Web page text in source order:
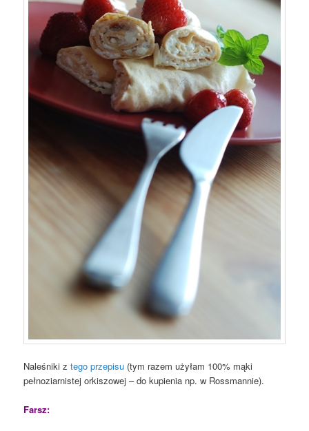
Naleśniki z tego przepisu (tym razem użyłam 100% mąki
pełnoziarnistej orkiszowej – do kupienia np. w Rossmannie).
Farsz: